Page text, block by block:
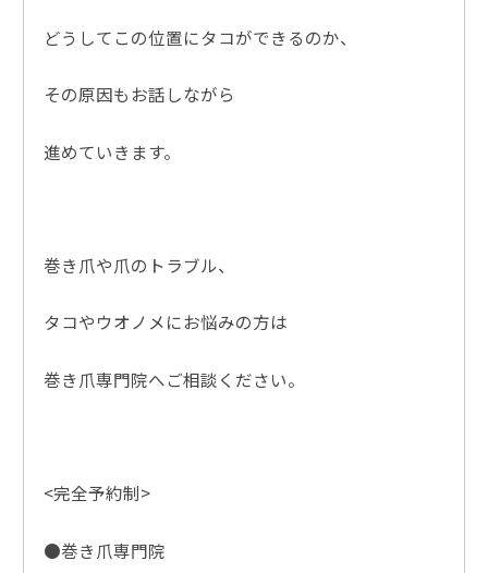
どうしてこの位置にタコができるのか、
その原因もお話しながら
進めていきます。
巻き爪や爪のトラブル、
タコやウオノメにお悩みの方は
巻き爪専門院へご相談ください。
<完全予約制>
●巻き爪専門院